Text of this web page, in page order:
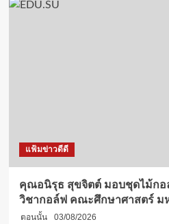
แฟ้มข่าวดีดี
คุณอนิรุธ สุขจิตต์ มอบชุดไม้ก
วิชากอล์ฟ คณะศึกษาศาสตร์ ม
ตอนนั้น 03/08/2026